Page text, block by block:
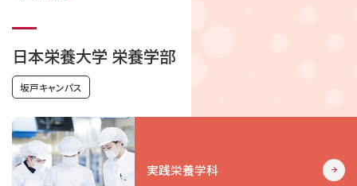
日本栄養大学 栄養学部
坂戸キャンパス
実践栄養学科